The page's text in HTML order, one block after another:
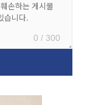
0 / 300